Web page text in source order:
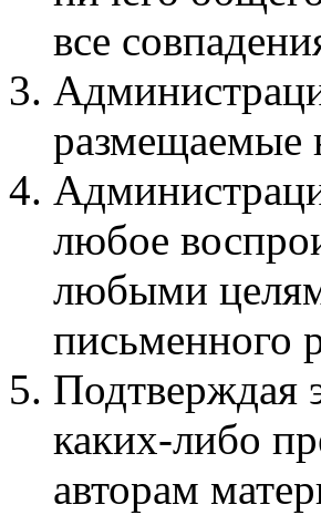
все
размещаемые
любое
любыми
письменного
Подтверждая
каких-либо
авторам